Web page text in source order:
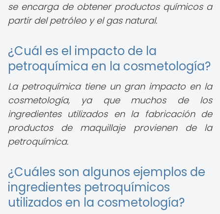
se encarga de obtener productos químicos a
partir del petróleo y el gas natural.
¿Cuál es el impacto de la
petroquímica en la cosmetología?
La petroquímica tiene un gran impacto en la
cosmetología, ya que muchos de los
ingredientes utilizados en la fabricación de
productos de maquillaje provienen de la
petroquímica.
¿Cuáles son algunos ejemplos de
ingredientes petroquímicos
utilizados en la cosmetología?